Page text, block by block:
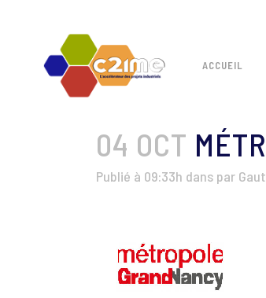
ACCUEIL
04 OCT
Publié à 09:33h dans par